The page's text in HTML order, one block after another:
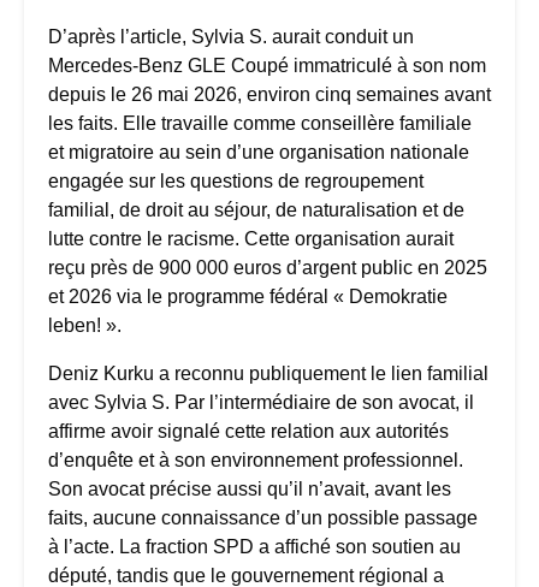
D’après l’article, Sylvia S. aurait conduit un
Mercedes-Benz GLE Coupé immatriculé à son nom
depuis le 26 mai 2026, environ cinq semaines avant
les faits. Elle travaille comme conseillère familiale
et migratoire au sein d’une organisation nationale
engagée sur les questions de regroupement
familial, de droit au séjour, de naturalisation et de
lutte contre le racisme. Cette organisation aurait
reçu près de 900 000 euros d’argent public en 2025
et 2026 via le programme fédéral « Demokratie
leben! ».
Deniz Kurku a reconnu publiquement le lien familial
avec Sylvia S. Par l’intermédiaire de son avocat, il
affirme avoir signalé cette relation aux autorités
d’enquête et à son environnement professionnel.
Son avocat précise aussi qu’il n’avait, avant les
faits, aucune connaissance d’un possible passage
à l’acte. La fraction SPD a affiché son soutien au
député, tandis que le gouvernement régional a